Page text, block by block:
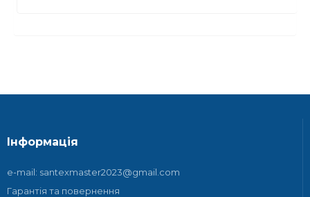
Інформація
e-mail: santexmaster2023@gmail.com
Гарантія та повернення